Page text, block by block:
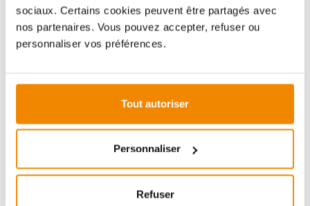
sociaux. Certains cookies peuvent être partagés avec
nos partenaires. Vous pouvez accepter, refuser ou
personnaliser vos préférences.
Tout autoriser
Personnaliser
Refuser
INFORMATIONS IMPORTANTES